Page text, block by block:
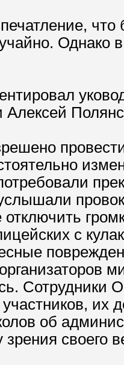
Однако
Алексей
с
Сотрудники
их
об
своего